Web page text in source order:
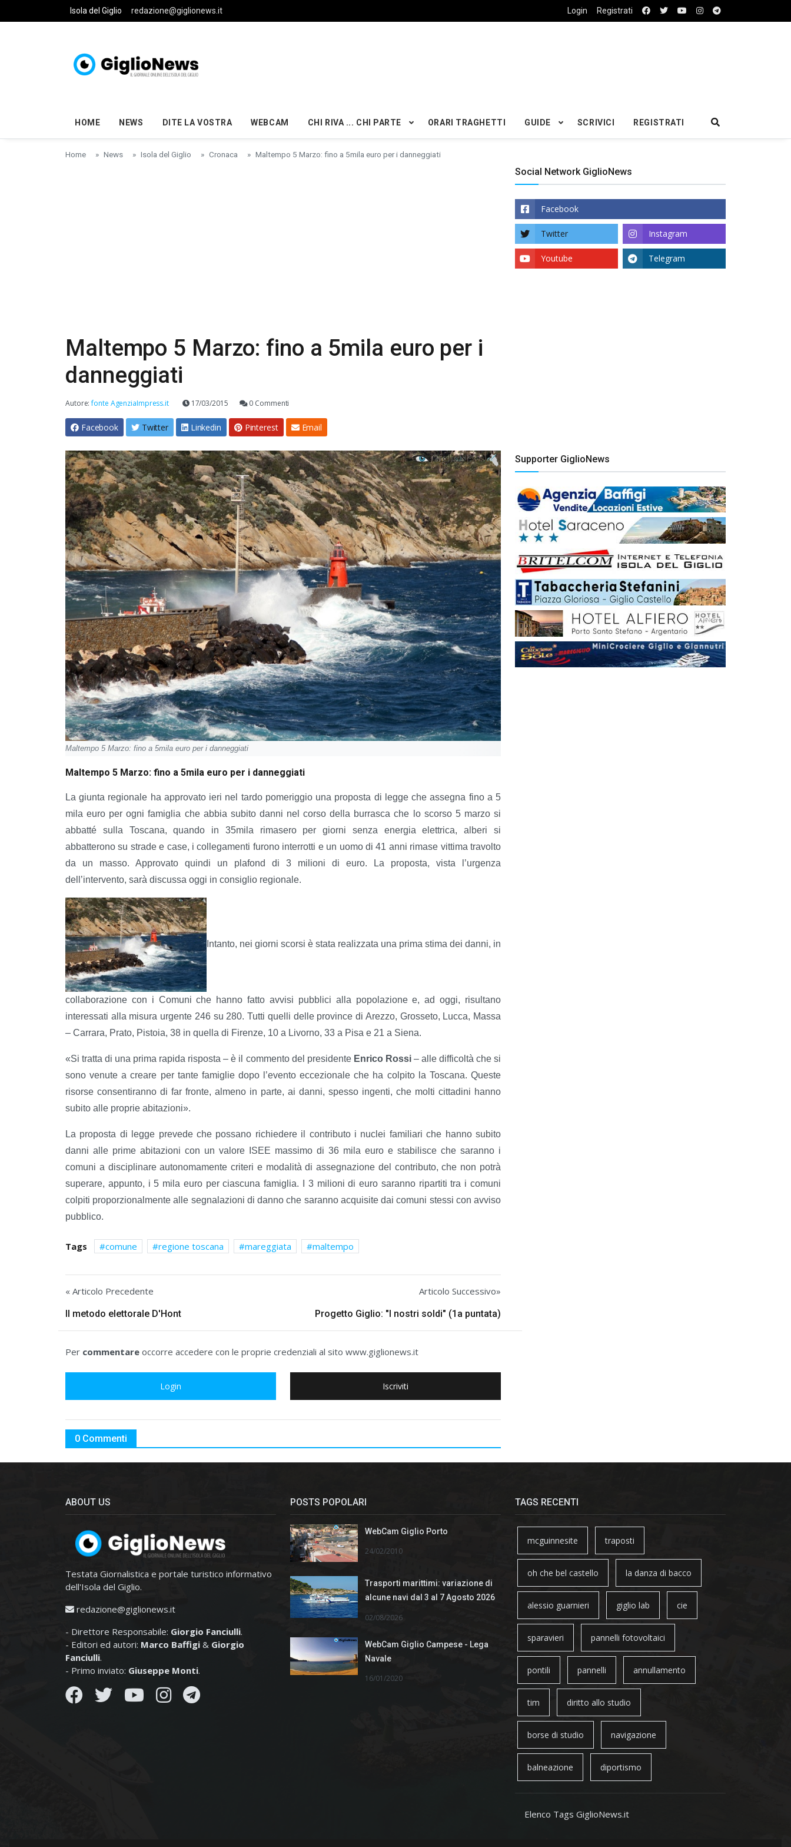
Skip to main content
Isola del Giglio redazione@giglionews.it Login Registrati
HOME NEWS DITE LA VOSTRA WEBCAM CHI RIVA ... CHI PARTE ORARI TRAGHETTI GUIDE SCRIVICI REGISTRATI
Home News Isola del Giglio Cronaca Maltempo 5 Marzo: fino a 5mila euro per i danneggiati
Maltempo 5 Marzo: fino a 5mila euro per i
danneggiati
Autore:fonte AgenziaImpress.it 17/03/2015 0 Commenti
Facebook Twitter Linkedin Pinterest Email
Maltempo 5 Marzo: fino a 5mila euro per i danneggiati
Maltempo 5 Marzo: fino a 5mila euro per i danneggiati
La giunta regionale ha approvato ieri nel tardo pomeriggio una proposta di legge che assegna fino a 5
mila euro per ogni famiglia che abbia subito danni nel corso della burrasca che lo scorso 5 marzo si
abbatté sulla Toscana, quando in 35mila rimasero per giorni senza energia elettrica, alberi si
abbatterono su strade e case, i collegamenti furono interrotti e un uomo di 41 anni rimase vittima travolto
da un masso. Approvato quindi un plafond di 3 milioni di euro. La proposta, vista l’urgenza
dell’intervento, sarà discussa oggi in consiglio regionale.
Intanto, nei giorni scorsi è stata realizzata una prima stima dei danni, in
collaborazione con i Comuni che hanno fatto avvisi pubblici alla popolazione e, ad oggi, risultano
interessati alla misura urgente 246 su 280. Tutti quelli delle province di Arezzo, Grosseto, Lucca, Massa
– Carrara, Prato, Pistoia, 38 in quella di Firenze, 10 a Livorno, 33 a Pisa e 21 a Siena.
«Si tratta di una prima rapida risposta – è il commento del presidente Enrico Rossi– alle difficoltà che si
sono venute a creare per tante famiglie dopo l’evento eccezionale che ha colpito la Toscana. Queste
risorse consentiranno di far fronte, almeno in parte, ai danni, spesso ingenti, che molti cittadini hanno
subito alle proprie abitazioni».
La proposta di legge prevede che possano richiedere il contributo i nuclei familiari che hanno subito
danni alle prime abitazioni con un valore ISEE massimo di 36 mila euro e stabilisce che saranno i
comuni a disciplinare autonomamente criteri e modalità di assegnazione del contributo, che non potrà
superare, appunto, i 5 mila euro per ciascuna famiglia. I 3 milioni di euro saranno ripartiti tra i comuni
colpiti proporzionalmente alle segnalazioni di danno che saranno acquisite dai comuni stessi con avviso
pubblico.
Tags comune regione toscana mareggiata maltempo
« Articolo Precedente
Il metodo elettorale D'Hont
Articolo Successivo»
Progetto Giglio: "I nostri soldi" (1a puntata)
Per commentare occorre accedere con le proprie credenziali al sito www.giglionews.it
Login Iscriviti
0 Commenti
Social Network GiglioNews
Facebook
Twitter Instagram
Youtube Telegram
Supporter GiglioNews
ABOUT US
Testata Giornalistica e portale turistico informativo
dell'Isola del Giglio.
redazione@giglionews.it
- Direttore Responsabile: Giorgio Fanciulli.
- Editori ed autori: Marco Baffigi & Giorgio
Fanciulli.
- Primo inviato: Giuseppe Monti.
POSTS POPOLARI
WebCam Giglio Porto
24/02/2010
Trasporti marittimi: variazione di
alcune navi dal 3 al 7 Agosto 2026
02/08/2026
WebCam Giglio Campese - Lega
Navale
16/01/2020
TAGS RECENTI
mcguinnesite traposti
oh che bel castello la danza di bacco
alessio guarnieri giglio lab cie
sparavieri pannelli fotovoltaici
pontili pannelli annullamento
tim diritto allo studio
borse di studio navigazione
balneazione diportismo
Elenco Tags GiglioNews.it